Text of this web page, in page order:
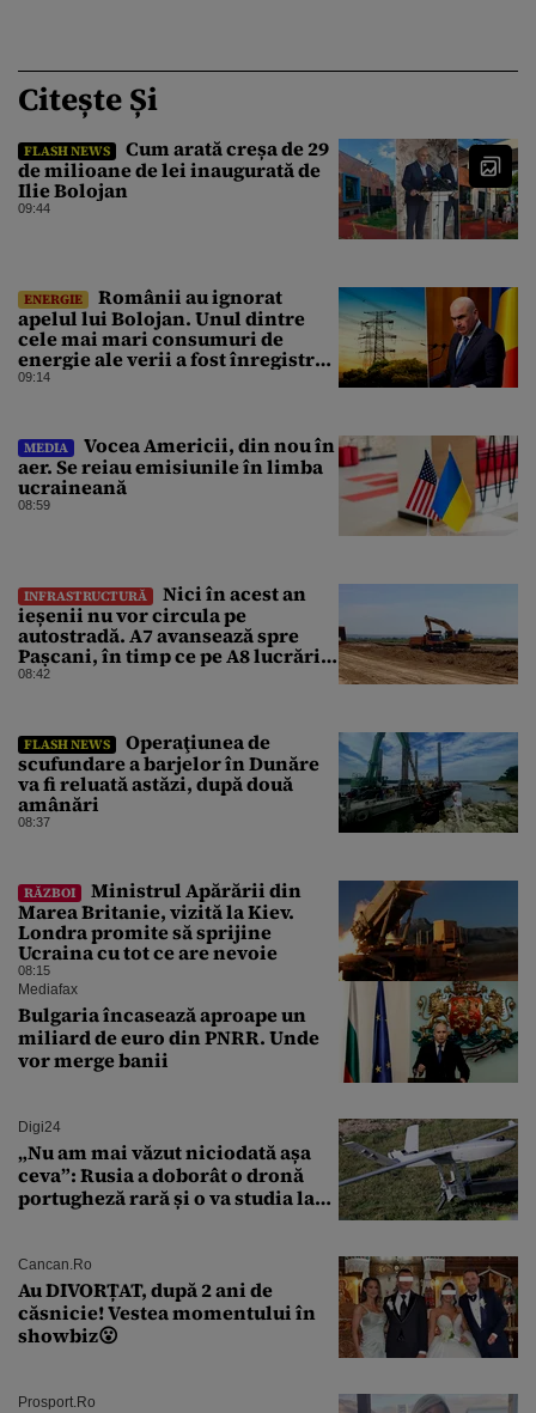
Citește Și
FLASH NEWS
Cum arată creșa de 29
de milioane de lei inaugurată de
Ilie Bolojan
09:44
ENERGIE
Românii au ignorat
apelul lui Bolojan. Unul dintre
cele mai mari consumuri de
energie ale verii a fost înregistrat
miercuri seara
09:14
MEDIA
Vocea Americii, din nou în
aer. Se reiau emisiunile în limba
ucraineană
08:59
INFRASTRUCTURĂ
Nici în acest an
ieșenii nu vor circula pe
autostradă. A7 avansează spre
Pașcani, în timp ce pe A8 lucrările
întârzie
08:42
FLASH NEWS
Operaţiunea de
scufundare a barjelor în Dunăre
va fi reluată astăzi, după două
amânări
08:37
RĂZBOI
Ministrul Apărării din
Marea Britanie, vizită la Kiev.
Londra promite să sprijine
Ucraina cu tot ce are nevoie
08:15
Mediafax
Bulgaria încasează aproape un
miliard de euro din PNRR. Unde
vor merge banii
Digi24
„Nu am mai văzut niciodată așa
ceva”: Rusia a doborât o dronă
portugheză rară și o va studia la
Cancan.ro
Au DIVORȚAT, după 2 ani de
căsnicie! Vestea momentului în
showbiz😮
Prosport.ro